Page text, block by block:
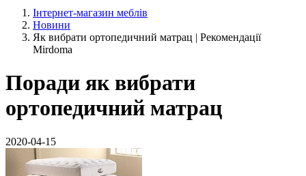
Інтернет-магазин меблів
Новини
Як вибрати ортопедичний матрац | Рекомендації
Mirdoma
Поради як вибрати
ортопедичний матрац
2020-04-15